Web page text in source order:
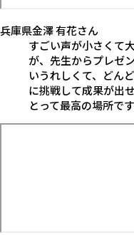
兵庫県金澤 有花さん
すごい声が小さくて
が、先生からプレゼ
いうれしくて、どん
に挑戦して成果が出
とって最高の場所です